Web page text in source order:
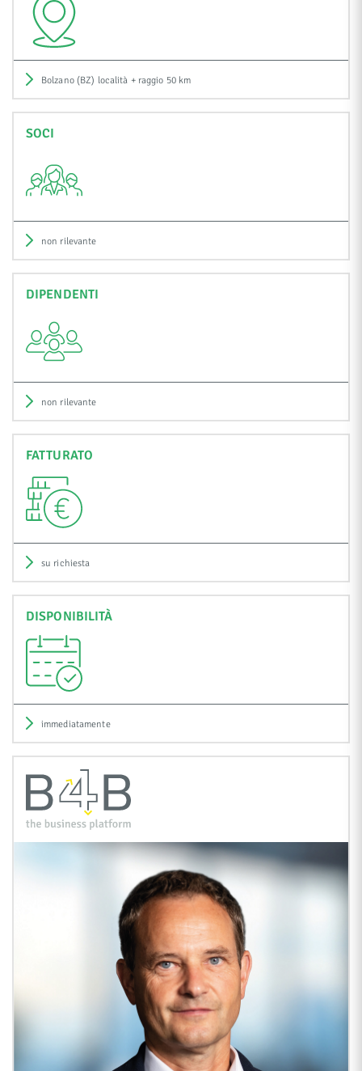
Bolzano (BZ) località + raggio 50 km
SOCI
non rilevante
DIPENDENTI
non rilevante
FATTURATO
su richiesta
DISPONIBILITÀ
immediatamente